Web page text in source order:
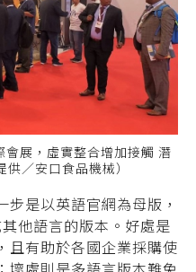
展，虛實整合增加接觸 潛
／安口食品機械）
是以英語官網為母版，
他語言的版本。好處是
且有助於各國企業採購使